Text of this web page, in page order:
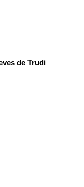
de Trudi